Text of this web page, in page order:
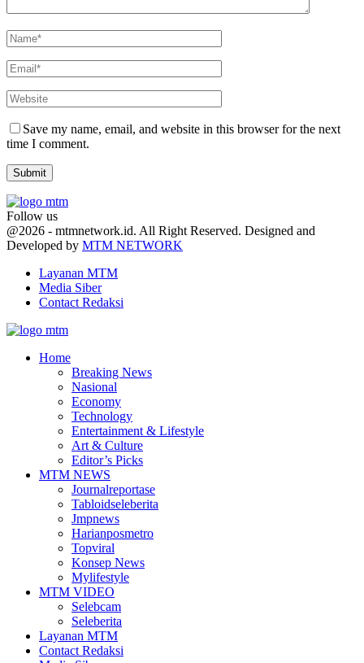
Save my name, email, and website in this browser for the next
time I comment.
Follow us
Facebook
Twitter
Youtube
@2026 - mtmnetwork.id. All Right Reserved. Designed and
Developed by MTM NETWORK
Layanan MTM
Media Siber
Contact Redaksi
Home
Breaking News
Nasional
Economy
Technology
Entertainment & Lifestyle
Art & Culture
Editor’s Picks
MTM NEWS
Journalreportase
Tabloidseleberita
Jmpnews
Harianposmetro
Topviral
Konsep News
Mylifestyle
MTM VIDEO
Selebcam
Seleberita
Layanan MTM
Contact Redaksi